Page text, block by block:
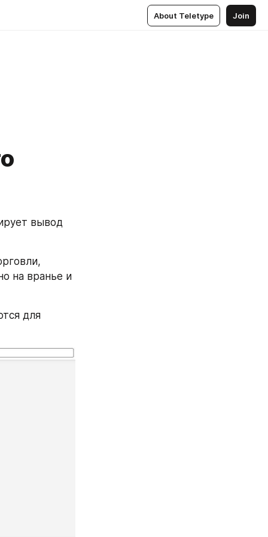
About Teletype Join
вывод
на вранье и
для